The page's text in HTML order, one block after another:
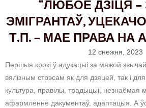
“ЛЮБОЕ ДЗІЦЯ –
ЭМІГРАНТАЎ,
Т.П. – МАЕ ПРАВА НА
12 снежня, 2023
Першыя крокі ў адукацыі за мяжой
вялізным стрэсам як для дзяцей, так і
культура, правілы, традыцыі, незнаёмая
афармленне дакументаў, адаптацыя. А